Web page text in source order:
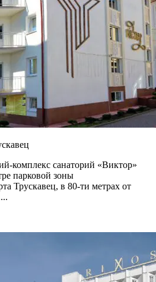
комплекс санаторий «Виктор»
парковой зоны
Трускавец, в 80-ти метрах от